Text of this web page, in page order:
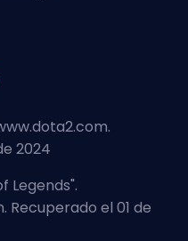
2024
Legends".
Recuperado el 01 de